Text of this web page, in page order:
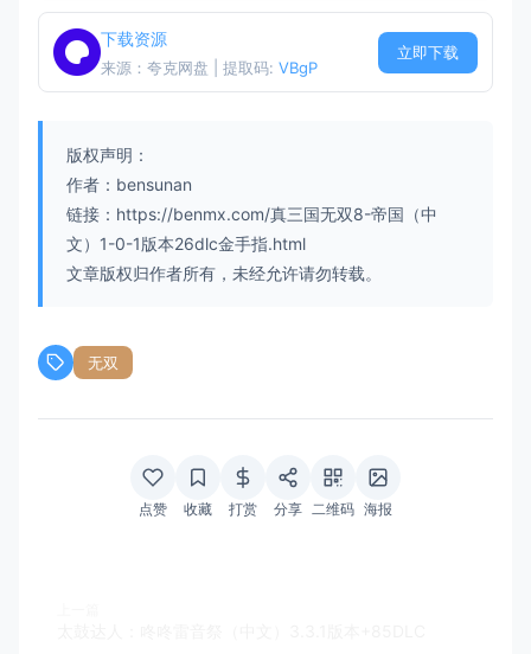
下载资源
来源：夸克网盘 | 提取码: VBgP
立即下载
版权声明：
作者：bensunan
链接：https://benmx.com/真三国无双8-帝国（中
文）1-0-1版本26dlc金手指.html
文章版权归作者所有，未经允许请勿转载。
无双
点赞 收藏 打赏 分享 二维码 海报